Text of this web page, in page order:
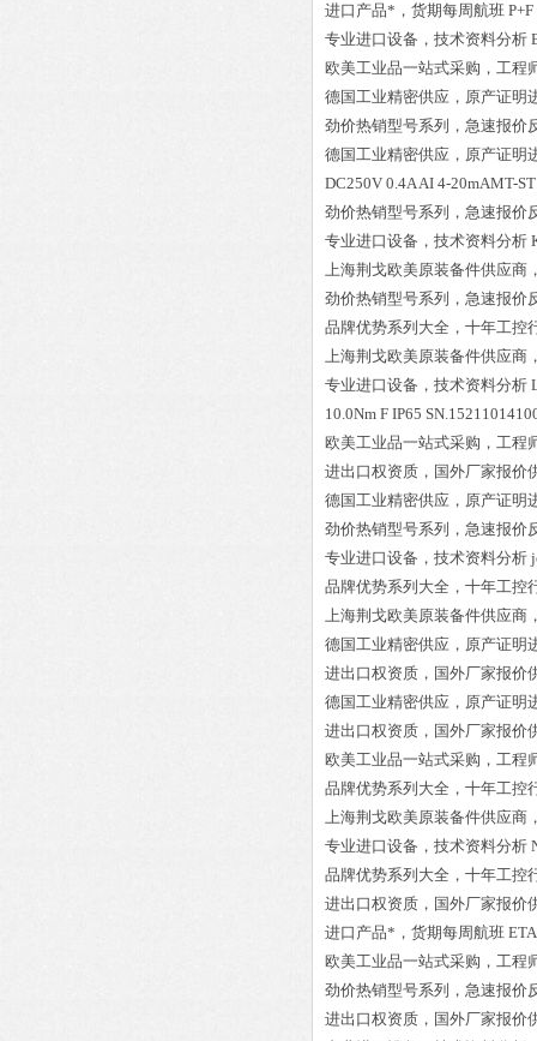
进口产品*，货期每周航班
专业进口设备，技术资料分析
欧美工业品一站式采购，工程
德国工业精密供应，原产证明
劲价热销型号系列，急速报价
德国工业精密供应，原产证明
DC250V 0.4A AI 4-20mAMT-
劲价热销型号系列，急速报价
专业进口设备，技术资料分析
上海荆戈欧美原装备件供应商
劲价热销型号系列，急速报价
品牌优势系列大全，十年工控
上海荆戈欧美原装备件供应商
专业进口设备，技术资料分析
10.0Nm F IP65
欧美工业品一站式采购，工程
进出口权资质，国外厂家报价
德国工业精密供应，原产证明
劲价热销型号系列，急速报价
专业进口设备，技术资料分析
品牌优势系列大全，十年工控
上海荆戈欧美原装备件供应商
德国工业精密供应，原产证明
进出口权资质，国外厂家报价
德国工业精密供应，原产证明
进出口权资质，国外厂家报价
欧美工业品一站式采购，工程
品牌优势系列大全，十年工控
上海荆戈欧美原装备件供应商
专业进口设备，技术资料分析
品牌优势系列大全，十年工控
进出口权资质，国外厂家报价
进口产品*，货期每周航班
欧美工业品一站式采购，工程
劲价热销型号系列，急速报价
进出口权资质，国外厂家报价